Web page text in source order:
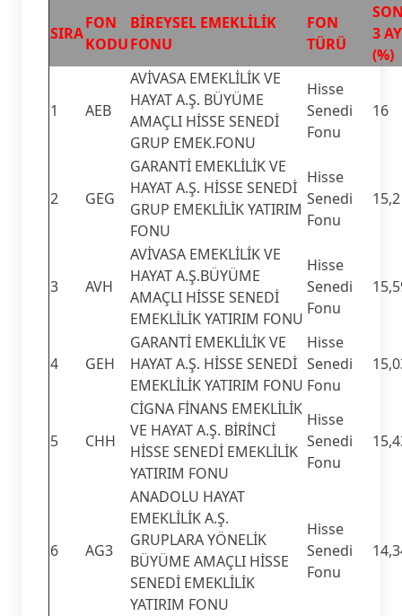
SIRA
FON
KODU
BİREYSEL EMEKLİLİK
FONU
FON
TÜRÜ
3 AY
(%)
1 AEB
AVİVASA EMEKLİLİK VE
HAYAT A.Ş. BÜYÜME
AMAÇLI HİSSE SENEDİ
GRUP EMEK.FONU
Hisse
Senedi
Fonu
16
2 GEG
GARANTİ EMEKLİLİK VE
HAYAT A.Ş. HİSSE SENEDİ
GRUP EMEKLİLİK YATIRIM
FONU
Hisse
Senedi
Fonu
15,2
3 AVH
AVİVASA EMEKLİLİK VE
HAYAT A.Ş.BÜYÜME
AMAÇLI HİSSE SENEDİ
EMEKLİLİK YATIRIM FONU
Hisse
Senedi
Fonu
4 GEH
GARANTİ EMEKLİLİK VE
HAYAT A.Ş. HİSSE SENEDİ
EMEKLİLİK YATIRIM FONU
Hisse
Senedi
Fonu
5 CHH
CİGNA FİNANS EMEKLİLİK
VE HAYAT A.Ş. BİRİNCİ
HİSSE SENEDİ EMEKLİLİK
YATIRIM FONU
Hisse
Senedi
Fonu
6 AG3
ANADOLU HAYAT
EMEKLİLİK A.Ş.
GRUPLARA YÖNELİK
BÜYÜME AMAÇLI HİSSE
SENEDİ EMEKLİLİK
YATIRIM FONU
Hisse
Senedi
Fonu